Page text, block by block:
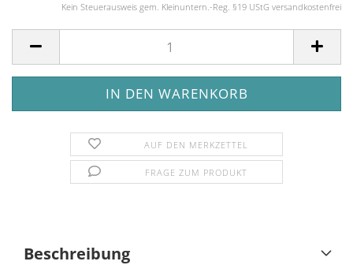
Kein Steuerausweis gem. Kleinuntern.-Reg. §19 UStG versandkostenfrei
AUF DEN MERKZETTEL
FRAGE ZUM PRODUKT
Beschreibung